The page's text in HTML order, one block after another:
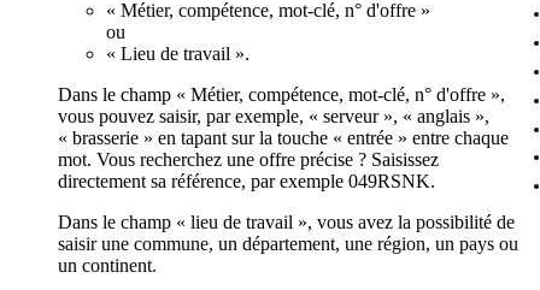
« Métier, compétence, mot-clé, n° d'offre »
ou
« Lieu de travail ».
Dans le champ « Métier, compétence, mot-clé, n° d'offre »,
vous pouvez saisir, par exemple, « serveur », « anglais »,
« brasserie » en tapant sur la touche « entrée » entre chaque
mot. Vous recherchez une offre précise ? Saisissez
directement sa référence, par exemple 049RSNK.
Dans le champ « lieu de travail », vous avez la possibilité de
saisir une commune, un département, une région, un pays ou
un continent.